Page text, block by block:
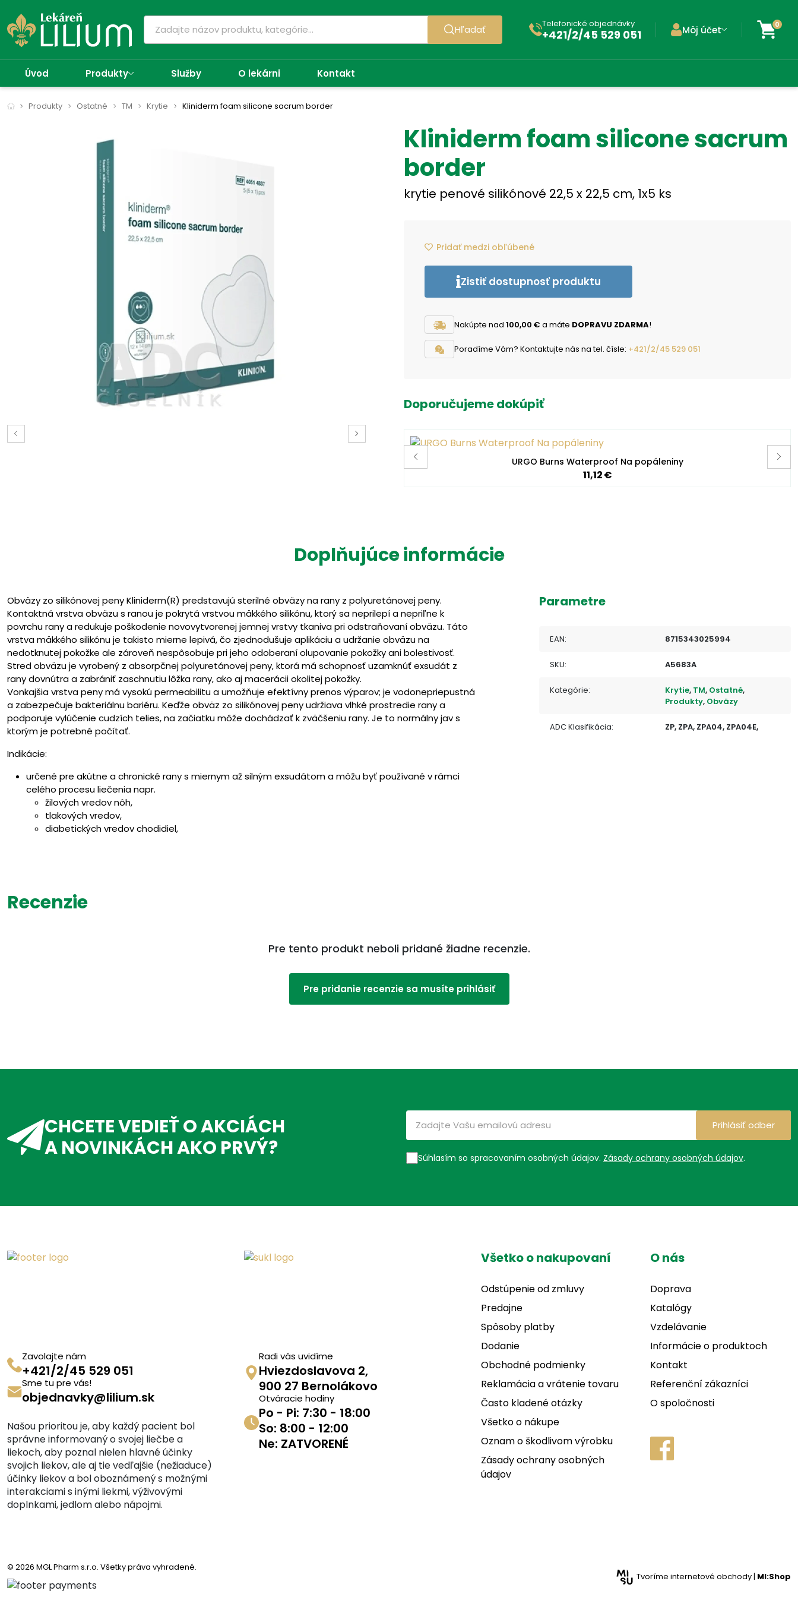
Hľadať Telefonické objednávky
+421/2/45 529 051 Môj účet 0
Úvod Produkty Služby O lekárni Kontakt
Produkty Ostatné TM Krytie Kliniderm foam silicone sacrum border
Kliniderm foam silicone sacrum
border
krytie penové silikónové 22,5 x 22,5 cm, 1x5 ks
Pridať medzi obľúbené
Zistiť dostupnosť produktu
Nakúpte nad 100,00 € a máte DOPRAVU ZDARMA!
Poradíme Vám? Kontaktujte nás na tel. čísle: +421/2/45 529 051
Doporučujeme dokúpiť
URGO Burns Waterproof Na popáleniny
11,12 €
Doplňujúce informácie
Obväzy zo silikónovej peny Kliniderm(R) predstavujú sterilné obväzy na rany z polyuretánovej peny.
Kontaktná vrstva obväzu s ranou je pokrytá vrstvou mäkkého silikónu, ktorý sa neprilepí a nepriľne k
povrchu rany a redukuje poškodenie novovytvorenej jemnej vrstvy tkaniva pri odstraňovaní obväzu. Táto
vrstva mäkkého silikónu je takisto mierne lepivá, čo zjednodušuje aplikáciu a udržanie obväzu na
nedotknutej pokožke ale zároveň nespôsobuje pri jeho odoberaní olupovanie pokožky ani bolestivosť.
Stred obväzu je vyrobený z absorpčnej polyuretánovej peny, ktorá má schopnosť uzamknúť exsudát z
rany dovnútra a zabrániť zaschnutiu lôžka rany, ako aj macerácii okolitej pokožky.
Vonkajšia vrstva peny má vysokú permeabilitu a umožňuje efektívny prenos výparov; je vodonepriepustná
a zabezpečuje bakteriálnu bariéru. Keďže obväz zo silikónovej peny udržiava vlhké prostredie rany a
podporuje vylúčenie cudzích telies, na začiatku môže dochádzať k zväčšeniu rany. Je to normálny jav s
ktorým je potrebné počítať.
Indikácie:
určené pre akútne a chronické rany s miernym až silným exsudátom a môžu byť používané v rámci
celého procesu liečenia napr.
žilových vredov nôh,
tlakových vredov,
diabetických vredov chodidiel,
môžu byť používané pod kompresné ovínadlo.
Parametre
EAN: 8715343025994
SKU: A5683A
Kategórie: Krytie, TM, Ostatné,
Produkty, Obväzy
ADC Klasifikácia: ZP, ZPA, ZPA04, ZPA04E,
Recenzie
Pre tento produkt neboli pridané žiadne recenzie.
Pre pridanie recenzie sa musíte prihlásiť
CHCETE VEDIEŤ O AKCIÁCH
A NOVINKÁCH AKO PRVÝ?
Súhlasím so spracovaním osobných údajov. Zásady ochrany osobných údajov.
Prihlásiť odber
Zavolajte nám
+421/2/45 529 051
Sme tu pre vás!
objednavky@lilium.sk
Našou prioritou je, aby každý pacient bol
správne informovaný o svojej liečbe a
liekoch, aby poznal nielen hlavné účinky
svojich liekov, ale aj tie vedľajšie (nežiaduce)
účinky liekov a bol oboznámený s možnými
interakciami s inými liekmi, výživovými
doplnkami, jedlom alebo nápojmi.
Radi vás uvidíme
Hviezdoslavova 2,
900 27 Bernolákovo
Otváracie hodiny
Po - Pi: 7:30 - 18:00
So: 8:00 - 12:00
Ne: ZATVORENÉ
Všetko o nakupovaní
Odstúpenie od zmluvy
Predajne
Spôsoby platby
Dodanie
Obchodné podmienky
Reklamácia a vrátenie tovaru
Často kladené otázky
Všetko o nákupe
Oznam o škodlivom výrobku
Zásady ochrany osobných
údajov
O nás
Doprava
Katalógy
Vzdelávanie
Informácie o produktoch
Kontakt
Referenční zákazníci
O spoločnosti
© 2026 MGL Pharm s.r.o. Všetky práva vyhradené.
Tvoríme internetové obchody | MI:Shop